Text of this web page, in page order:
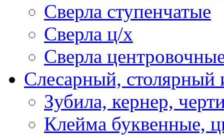
Сверла ступенчатые
Сверла ц/х
Сверла
Слесарный, столярный
Зубила, кернер,
Клейма буквенные,